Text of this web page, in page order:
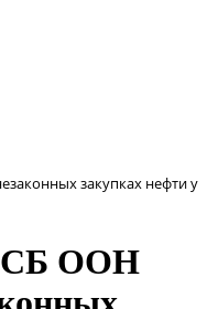
закупках нефти у
СБ ООН